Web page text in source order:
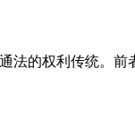
法的权利传统。